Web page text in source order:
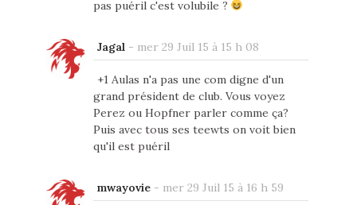
pas puéril c'est volubile ?
Jagal- mer 29 Juil 15 à 15 h 08
+1 Aulas n'a pas une com digne d'un
grand président de club. Vous voyez
Perez ou Hopfner parler comme ça?
Puis avec tous ses teewts on voit bien
qu'il est puéril
mwayovie- mer 29 Juil 15 à 16 h 59